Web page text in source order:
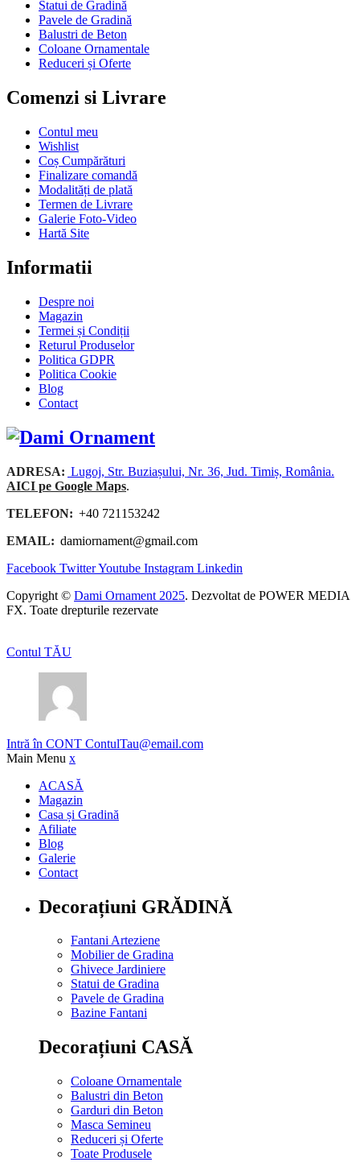
Statui de Gradină
Pavele de Gradină
Balustri de Beton
Coloane Ornamentale
Reduceri și Oferte
Comenzi si Livrare
Contul meu
Wishlist
Coș Cumpărături
Finalizare comandă
Modalități de plată
Termen de Livrare
Galerie Foto-Video
Hartă Site
Informatii
Despre noi
Magazin
Termei și Condiții
Returul Produselor
Politica GDPR
Politica Cookie
Blog
Contact
ADRESA: Lugoj, Str. Buziașului, Nr. 36, Jud. Timiș, România.
AICI pe Google Maps.
TELEFON: +40 721153242
EMAIL: damiornament@gmail.com
Facebook TwitterYoutube Instagram Linkedin
Copyright © Dami Ornament 2025. Dezvoltat de POWER MEDIA
FX. Toate drepturile rezervate
Contul TĂU
Intră în CONT ContulTau@email.com
Main Menu x
ACASĂ
Magazin
Casa și Gradină
Afiliate
Blog
Galerie
Contact
Decorațiuni GRĂDINĂ
Fantani Arteziene
Mobilier de Gradina
Ghivece Jardiniere
Statui de Gradina
Pavele de Gradina
Bazine Fantani
Decorațiuni CASĂ
Coloane Ornamentale
Balustri din Beton
Garduri din Beton
Masca Semineu
Reduceri și Oferte
Toate Produsele